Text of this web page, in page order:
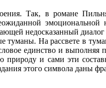
Так, в романе
эмоциональной
недосказанный
На рассвете в
единство и
природу и сами эти
этого символа даны